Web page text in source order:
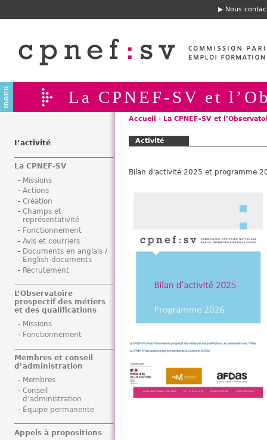
E
t
ê
e
Nous
La CPNEF-SV et
s
Accueil › La CPNEF-SV et
Activité
Bilan d'activité 2025 et programme
L’activité
La CPNEF-SV
Missions
Actions
Création
Champs et
représentativité
Fonctionnement
Avis et courriers
Documents en anglais /
English documents
Recrutement
L’Observatoire
prospectif des métiers
et des qualifications
Missions
Fonctionnement
Membres et conseil
d’administration
Membres
Conseil
d’administration
Équipe permanente
Appels à propositions